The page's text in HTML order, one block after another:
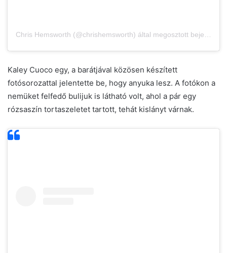
Kaley Cuoco egy, a barátjával közösen készített
fotósorozattal jelentette be, hogy anyuka lesz. A fotókon a
nemüket felfedő bulijuk is látható volt, ahol a pár egy
rózsaszín tortaszeletet tartott, tehát kislányt várnak.